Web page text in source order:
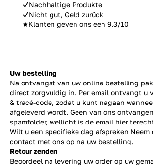
Nachhaltige Produkte
Nicht gut, Geld zurück
Klanten geven ons een 9.3/10
Uw bestelling
Na ontvangst van uw online bestelling
direct zorgvuldig in. Per email ontvangt u
& tracé-code, zodat u kunt nagaan
afgeleverd wordt. Geen van ons
spamfolder, wellicht is de email hier
Wilt u een specifieke dag afspreken Neem
contact met ons op na uw bestelling.
Retour zenden
Beoordeel na levering uw order op uw